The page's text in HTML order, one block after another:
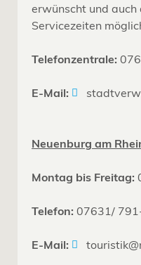
erwünscht und
Servicezeiten
Telefonzentrale:
E-Mail:
Neuenburg am
Montag bis Freitag:
Telefon: 07631/
E-Mail: